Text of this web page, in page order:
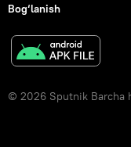
Bog‘lanish
© 2026 Sputnik Barcha